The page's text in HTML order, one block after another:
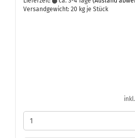
Versandgewicht: 20 kg je Stück